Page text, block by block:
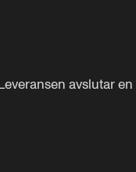
avslutar